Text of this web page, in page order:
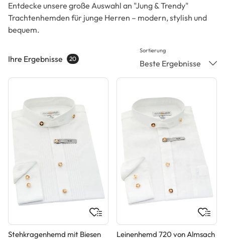
Entdecke unsere große Auswahl an "Jung & Trendy"
Trachtenhemden für junge Herren – modern, stylish und
bequem.
Ihre Ergebnisse 20
Sortierung
Beste Ergebnisse
Stehkragenhemd mit Biesen
Leinenhemd 720 von Almsach